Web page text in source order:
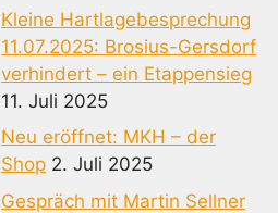
Kleine Hartlagebesprechung
11.07.2025: Brosius-Gersdorf
verhindert – ein Etappensieg
11. Juli 2025
Neu eröffnet: MKH – der
Shop 2. Juli 2025
Gespräch mit Martin Sellner